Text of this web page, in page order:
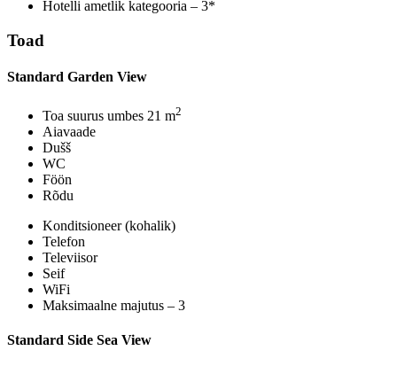
Hotelli ametlik kategooria – 3*
Toad
Standard Garden View
Toa suurus umbes 21 m2
Aiavaade
Dušš
WC
Föön
Rõdu
Konditsioneer (kohalik)
Telefon
Televiisor
Seif
WiFi
Maksimaalne majutus – 3
Standard Side Sea View